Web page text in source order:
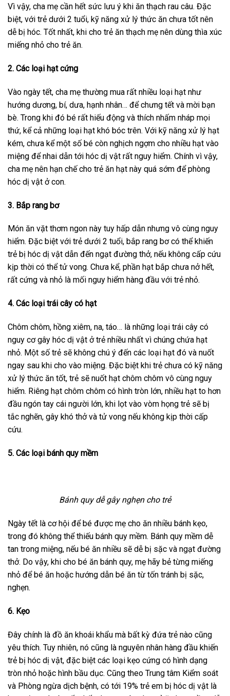
Vì vậy, cha mẹ cần hết sức lưu ý khi ăn thạch rau câu. Đặc
biệt, với trẻ dưới 2 tuổi, kỹ năng xử lý thức ăn chưa tốt nên
dễ bị hóc. Tốt nhất, khi cho trẻ ăn thạch mẹ nên dùng thìa xúc
miếng nhỏ cho trẻ ăn.
2. Các loại hạt cứng
Vào ngày tết, cha mẹ thường mua rất nhiều loại hạt như
hướng dương, bí, dưa, hạnh nhân… để chưng tết và mời bạn
bè. Trong khi đó bé rất hiếu động và thích nhấm nháp mọi
thứ, kể cả những loại hạt khó bóc trên. Với kỹ năng xử lý hạt
kém, chưa kể một số bé còn nghịch ngợm cho nhiều hạt vào
miệng để nhai dẫn tới hóc dị vật rất nguy hiểm. Chính vì vậy,
cha mẹ nên hạn chế cho trẻ ăn hạt này quá sớm để phòng
hóc dị vật ở con.
3. Bắp rang bơ
Món ăn vặt thơm ngon này tuy hấp dẫn nhưng vô cùng nguy
hiểm. Đặc biệt với trẻ dưới 2 tuổi, bắp rang bơ có thể khiến
trẻ bị hóc dị vật dẫn đến ngạt đường thở, nếu không cấp cứu
kịp thời có thể tử vong. Chưa kể, phần hạt bắp chưa nở hết,
rất cứng và nhỏ là mối nguy hiểm hàng đầu với trẻ nhỏ.
4. Các loại trái cây có hạt
Chôm chôm, hồng xiêm, na, táo… là những loại trái cây có
nguy cơ gây hóc dị vật ở trẻ nhiều nhất vì chúng chứa hạt
nhỏ. Một số trẻ sẽ không chú ý đến các loại hạt đó và nuốt
ngay sau khi cho vào miệng. Đặc biệt khi trẻ chưa có kỹ năng
xử lý thức ăn tốt, trẻ sẽ nuốt hạt chôm chôm vô cùng nguy
hiểm. Riêng hạt chôm chôm có hình tròn lớn, nhiều hạt to hơn
đầu ngón tay cái người lớn, khi lọt vào vòm họng trẻ sẽ bị
tắc nghẽn, gây khó thở và tử vong nếu không kịp thời cấp
cứu.
5. Các loại bánh quy mềm
Bánh quy dễ gây nghẹn cho trẻ
Ngày tết là cơ hội để bé được mẹ cho ăn nhiều bánh kẹo,
trong đó không thể thiếu bánh quy mềm. Bánh quy mềm dễ
tan trong miệng, nếu bé ăn nhiều sẽ dễ bị sặc và ngạt đường
thở. Do vậy, khi cho bé ăn bánh quy, mẹ hãy bẻ từng miếng
nhỏ để bé ăn hoặc hướng dẫn bé ăn từ tốn tránh bị sặc,
nghẹn.
6. Kẹo
Đây chính là đồ ăn khoái khẩu mà bất kỳ đứa trẻ nào cũng
yêu thích. Tuy nhiên, nó cũng là nguyên nhân hàng đầu khiến
trẻ bị hóc dị vật, đặc biệt các loại kẹo cứng có hình dạng
tròn nhỏ hoặc hình bầu dục. Cũng theo Trung tâm Kiểm soát
và Phòng ngừa dịch bệnh, có tới 19% trẻ em bị hóc dị vật là